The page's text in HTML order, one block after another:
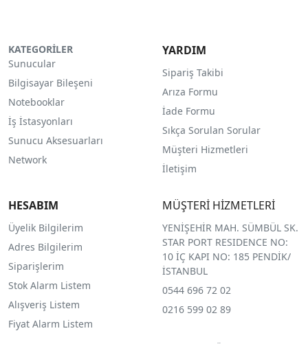
KATEGORİLER
Sunucular
Bilgisayar Bileşeni
Notebooklar
İş İstasyonları
Sunucu Aksesuarları
Network
YARDIM
Sipariş Takibi
Arıza Formu
İade Formu
Sıkça Sorulan Sorular
Müşteri Hizmetleri
İletişim
HESABIM
Üyelik Bilgilerim
Adres Bilgilerim
Siparişlerim
Stok Alarm Listem
Alışveriş Listem
Fiyat Alarm Listem
MÜŞTERİ HİZMETLERİ
YENİŞEHİR MAH. SÜMBÜL SK.
STAR PORT RESIDENCE NO:
10 İÇ KAPI NO: 185 PENDİK/
İSTANBUL
0544 696 72 02
0216 599 02 89